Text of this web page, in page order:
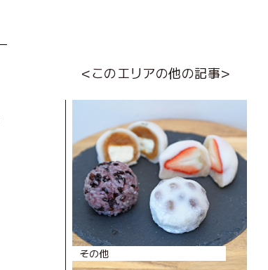
<このエリアの他の記事>
その他